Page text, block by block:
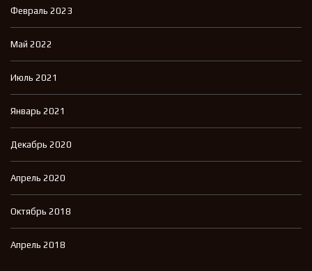
Февраль 2023
Май 2022
Июль 2021
Январь 2021
Декабрь 2020
Апрель 2020
Октябрь 2018
Апрель 2018